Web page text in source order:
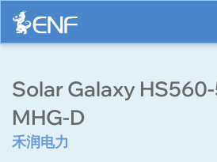
Solar Galaxy
MHG-D
禾润电力